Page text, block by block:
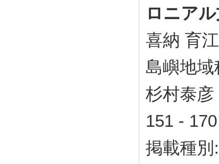
ロニア
喜納 育江
島嶼地
杉村泰
151 -
掲載種